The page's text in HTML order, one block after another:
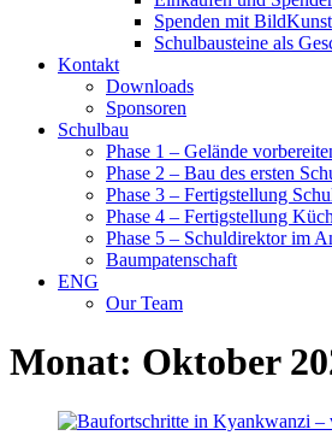
Spenden mit BildKunst
Schulbausteine als
Kontakt
Downloads
Sponsoren
Schulbau
Phase 1 – Gelände
Phase 2 – Bau des ersten
Phase 3 – Fertigstellung
Phase 4 – Fertigstellung
Phase 5 – Schuldirektor im
Baumpatenschaft
ENG
Our Team
Monat: Oktober